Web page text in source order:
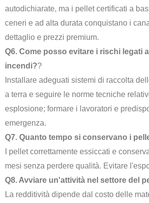
autodichiarate, ma i pellet certificati a
ceneri e ad alta durata conquistano i
dettaglio e prezzi premium.
Q6. Come posso evitare i rischi legati
incendi??
Installare adeguati sistemi di raccolta
a terra e seguire le norme tecniche
esplosione; formare i lavoratori e
emergenza.
Q7. Quanto tempo si conservano i
I pellet correttamente essiccati e
mesi senza perdere qualità. Evitare
Q8. Avviare un'attività nel settore del
La redditività dipende dal costo delle